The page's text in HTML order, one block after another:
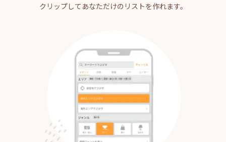
クリップしてあなただけのリストを作れます。